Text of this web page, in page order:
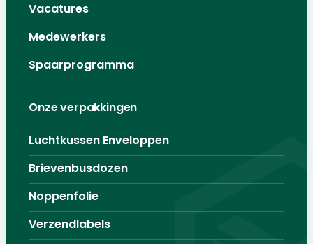
Vacatures
Medewerkers
Spaarprogramma
Onze verpakkingen
Luchtkussen Enveloppen
Brievenbusdozen
Noppenfolie
Verzendlabels